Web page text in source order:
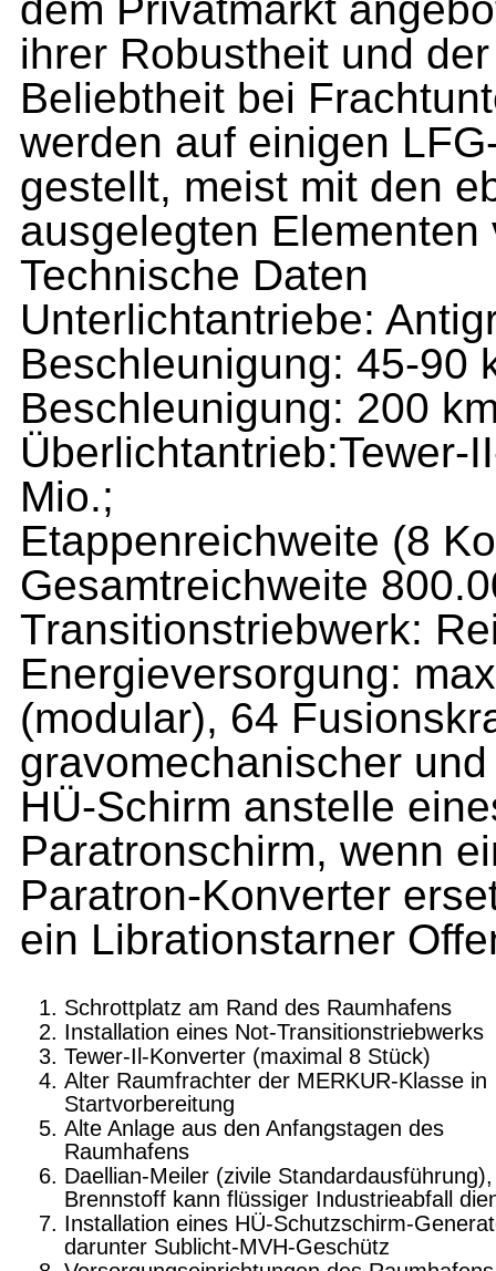
ihrer Robustheit und
Beliebtheit bei
werden auf einigen
gestellt, meist mit den
ausgelegten
Technische Daten
Unterlichtantriebe:
Beschleunigung: 45-90
Beschleunigung: 200
Überlichtantrieb:Tewer-
Mio.;
Etappenreichweite (8
Gesamtreichweite
Transitionstriebwerk:
Energieversorgung:
(modular), 64
gravomechanischer
HÜ-Schirm anstelle
Paratronschirm, wenn
Paratron-Konverter
ein Librationstarner
Schrottplatz am Rand des Raumhafens
Installation eines Not-Transitionstriebwerks
Tewer-Il-Konverter (maximal 8 Stück)
Alter Raumfrachter der MERKUR-Klasse in
Startvorbereitung
Alte Anlage aus den Anfangstagen des
Raumhafens
Daellian-Meiler (zivile
Brennstoff kann flüssiger Industrieabfall
Installation eines HÜ-Schutzschirm-
darunter Sublicht-MVH-Geschütz